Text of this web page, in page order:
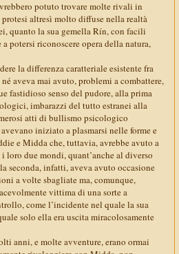
potuto trovare molte rivali in
altresì molto diffuse nella realtà
quanto la sua gemella Rín, con facili
potersi riconoscere opera della natura,
la differenza caratteriale esistente fra
aveva mai avuto, problemi a combattere,
fastidioso senso del pudore, alla prima
imbarazzi del tutto estranei alla
atti di bullismo psicologico
iniziato a plasmarsi nelle forme e
e Midda che, tuttavia, avrebbe avuto a
due mondi, quant’anche al diverso
seconda, infatti, aveva avuto occasione
a volte sbagliate ma, comunque,
vittima di una sorte a
come l’incidente nel quale la sua
solo ella era uscita miracolosamente
anni, e molte avventure, erano ormai